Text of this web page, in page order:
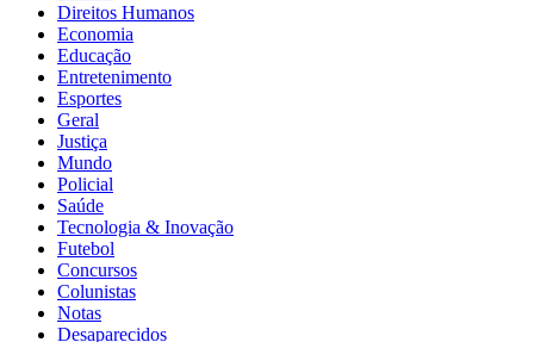
Direitos Humanos
Economia
Educação
Entretenimento
Esportes
Geral
Justiça
Mundo
Policial
Saúde
Tecnologia & Inovação
Futebol
Concursos
Colunistas
Notas
Desaparecidos